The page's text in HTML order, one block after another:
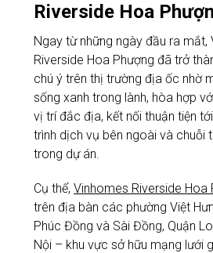
Riverside Hoa
Ngay từ những ngày đầu ra mắt,
Riverside Hoa Phượng đã trở
chú ý trên thị trường địa ốc nhờ
sống xanh trong lành, hòa hợp
vị trí đắc địa, kết nối thuận tiện
trình dịch vụ bên ngoài và chuỗi
trong dự án.
Cụ thể, Vinhomes Riverside Hoa
trên địa bàn các phường Việt
Phúc Đồng và Sài Đồng, Quận
Nội – khu vực sở hữu mạng lưới